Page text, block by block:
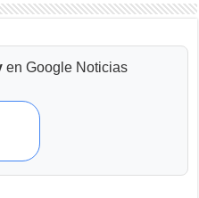
en Google Noticias